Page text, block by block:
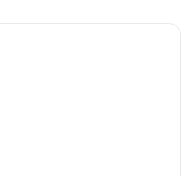
Ein modernes Wohnzimmer mit